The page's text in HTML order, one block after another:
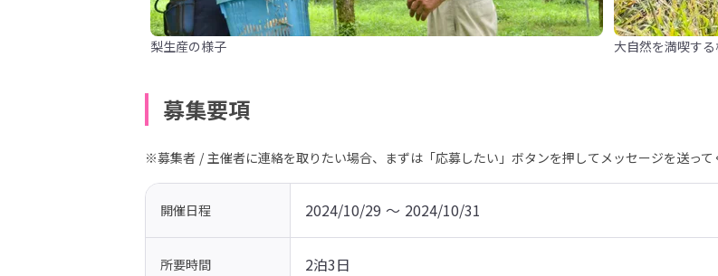
梨生産の様子 大自然を満喫す
募集要項
※募集者 / 主催者に連絡を取りたい場合、まずは「応募したい」ボタンを押してメッセージを送って
開催日程 2024/10/29 〜 2024/10/31
所要時間 2泊3日